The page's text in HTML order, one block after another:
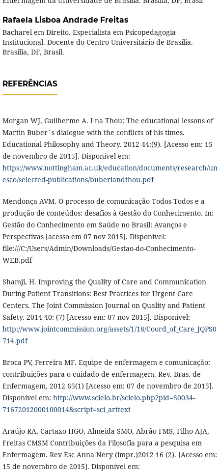
Rafaela Lisboa Andrade Freitas
Bacharel em Direito. Especialista em Psicopedagogia
Institucional. Docente do Centro Universitário de Brasília.
Brasília, DF, Brasil.
REFERÊNCIAS
Morgan WJ, Guilherme A. I na Thou: The educational lessons of
Martin Buber´s dialogue with the conflicts of his times.
Educational Philosophy and Theory. 2012 44:(9). [Acesso em: 15
de novembro de 2015]. Disponível em:
https://www.nottingham.ac.uk/education/documents/research/un
esco/selected-publications/buberiandthou.pdf
Mendonça AVM. O processo de comunicação Todos-Todos e a
produção de conteúdos: desafios à Gestão do Conhecimento. In:
Gestão do Conhecimento em Saúde no Brasil: Avanços e
Perspectivas [acesso em 07 nov 2015]. Disponível:
file:///C:/Users/Admin/Downloads/Gestao-do-Conhecimento-
WEB.pdf
Shamji, H. Improving the Quality of Care and Communication
During Patient Transitions: Best Practices for Urgent Care
Centers. The Joint Commission Journal on Quality and Patient
Safety. 2014 40: (7) [Acesso em: 07 nov 2015]. Disponível:
http://www.jointcommission.org/assets/1/18/Coord_of_Care_JQPS0
714.pdf
Broca PV, Ferreira MF. Equipe de enfermagem e comunicação:
contribuições para o cuidado de enfermagem. Rev. Bras. de
Enfermagem, 2012 65(1) [Acesso em: 07 de novembro de 2015].
Disponível em: http://www.scielo.br/scielo.php?pid=S0034-
71672012000100014&script=sci_arttext
Araújo RA, Cartaxo HGO, Almeida SMO, Abrão FMS, Filho AJA,
Freitas CMSM Contribuições da Filosofia para a pesquisa em
Enfermagem. Rev Esc Anna Nery (impr.)2012 16 (2). [Acesso em:
15 de novembro de 2015]. Disponível em: